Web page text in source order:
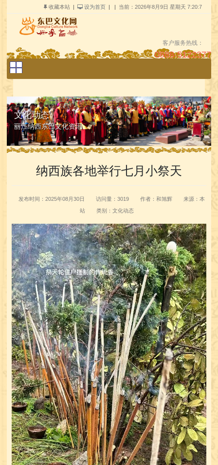
收藏本站| 设为首页| | 当前： 2026年8月9日 星期天 7:20:9
客户服务热线：
0888-5122377
搜索
文化动态
丽江纳西东巴文化资讯
纳西族各地举行七月小祭天
发布时间：2025年08月30日 访问量：3019 作者：和旭辉
来源：本
站
类别：文化动态